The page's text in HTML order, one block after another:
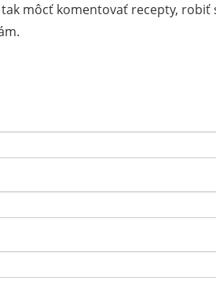
môcť komentovať recepty, robiť